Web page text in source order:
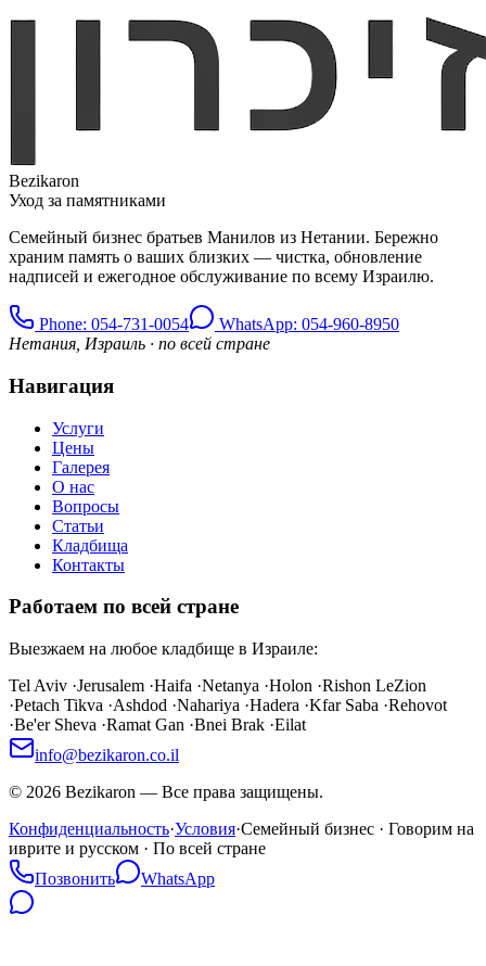
Bezikaron
Уход за памятниками
Семейный бизнес братьев Манилов из Нетании. Бережно
храним память о ваших близких — чистка, обновление
надписей и ежегодное обслуживание по всему Израилю.
Phone: 054-731-0054
WhatsApp: 054-960-8950
Нетания, Израиль · по всей стране
Навигация
Услуги
Цены
Галерея
О нас
Вопросы
Статьи
Кладбища
Контакты
Работаем по всей стране
Выезжаем на любое кладбище в Израиле:
Tel Aviv ·Jerusalem ·Haifa ·Netanya ·Holon ·Rishon LeZion
·Petach Tikva ·Ashdod ·Nahariya ·Hadera ·Kfar Saba ·Rehovot
·Be'er Sheva ·Ramat Gan ·Bnei Brak ·Eilat
info@bezikaron.co.il
© 2026 Bezikaron — Все права защищены.
Конфиденциальность·Условия·Семейный бизнес · Говорим на
иврите и русском · По всей стране
Позвонить
WhatsApp